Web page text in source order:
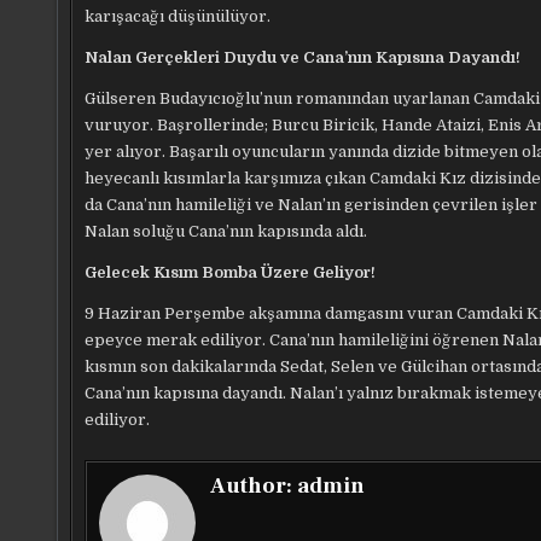
karışacağı düşünülüyor.
Nalan Gerçekleri Duydu ve Cana’nın Kapısına Dayandı!
Gülseren Budayıcıoğlu’nun romanından uyarlanan
vuruyor. Başrollerinde; Burcu Biricik, Hande Ataizi, Enis
yer alıyor. Başarılı oyuncuların yanında dizide
heyecanlı kısımlarla karşımıza çıkan Camdaki Kız
da Cana’nın hamileliği ve Nalan’ın gerisinden çevrilen
Nalan soluğu Cana’nın kapısında aldı.
Gelecek Kısım Bomba Üzere Geliyor!
9 Haziran Perşembe akşamına damgasını vuran Camdaki
epeyce merak ediliyor. Cana’nın hamileliğini öğrenen
kısmın son dakikalarında Sedat, Selen ve Gülcihan
Cana’nın kapısına dayandı. Nalan’ı yalnız bırakmak
ediliyor.
Author: admin